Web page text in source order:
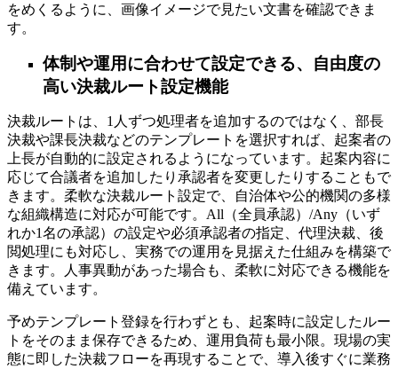
をめくるように、画像イメージで見たい文書を確認できま
す。
体制や運用に合わせて設定できる、自由度の
高い決裁ルート設定機能
決裁ルートは、1人ずつ処理者を追加するのではなく、部長
決裁や課長決裁などのテンプレートを選択すれば、起案者の
上長が自動的に設定されるようになっています。起案内容に
応じて合議者を追加したり承認者を変更したりすることもで
きます。柔軟な決裁ルート設定で、自治体や公的機関の多様
な組織構造に対応が可能です。All（全員承認）/Any（いず
れか1名の承認）の設定や必須承認者の指定、代理決裁、後
閲処理にも対応し、実務での運用を見据えた仕組みを構築で
きます。人事異動があった場合も、柔軟に対応できる機能を
備えています。
予めテンプレート登録を行わずとも、起案時に設定したルー
トをそのまま保存できるため、運用負荷も最小限。現場の実
態に即した決裁フローを再現することで、導入後すぐに業務